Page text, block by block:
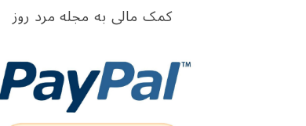
کمک مالی به مجله مرد روز